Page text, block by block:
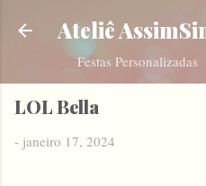
Pular para o
Ateliê
Festas Personalizadas
LOL Bella
- janeiro 17, 2024